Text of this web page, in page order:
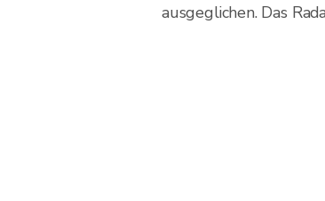
ausgeglichen. Das